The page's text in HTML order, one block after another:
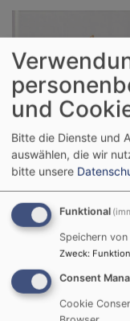
Werner Sturm
einmal die
randvoll mit
Berichten. Es
und
Bitte die Dienste und
auswählen, die wir
bitte unsere
Funktional
Speichern
Zweck:
Consent
Cookie